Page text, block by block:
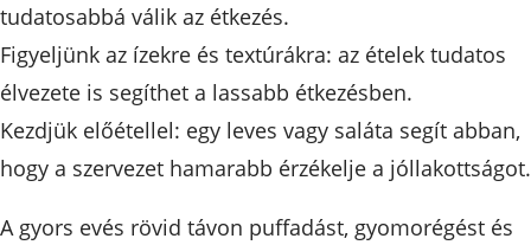
tudatosabbá válik az étkezés.
Figyeljünk az ízekre és textúrákra: az ételek tudatos
élvezete is segíthet a lassabb étkezésben.
Kezdjük előétellel: egy leves vagy saláta segít abban,
hogy a szervezet hamarabb érzékelje a jóllakottságot.
A gyors evés rövid távon puffadást, gyomorégést és